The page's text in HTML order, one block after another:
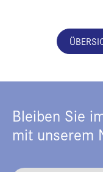
Bleiben Sie
mit unserem